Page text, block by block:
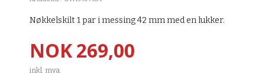
Nøkkelskilt 1 par i messing 42 mm med en lukker.
Pris
NOK269,00
inkl. mva.